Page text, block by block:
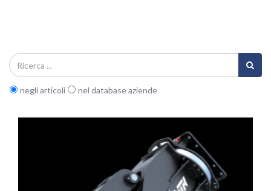
negli articoli nel database aziende